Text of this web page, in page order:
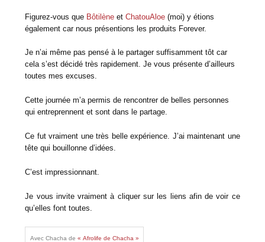
Figurez-vous que Bôtilène etChatouAloe (moi) y étions
également car nous présentions les produits Forever.
Je n’ai même pas pensé à le partager suffisamment tôt car
cela s’est décidé très rapidement. Je vous présente d’ailleurs
toutes mes excuses.
Cette journée m’a permis de rencontrer de belles personnes
qui entreprennent et sont dans le partage.
Ce fut vraiment une très belle expérience. J’ai maintenant une
tête qui bouillonne d’idées.
C’est impressionnant.
Je vous invite vraiment à cliquer sur les liens afin de voir ce
qu’elles font toutes.
Avec Chacha de « Afrolife de Chacha »